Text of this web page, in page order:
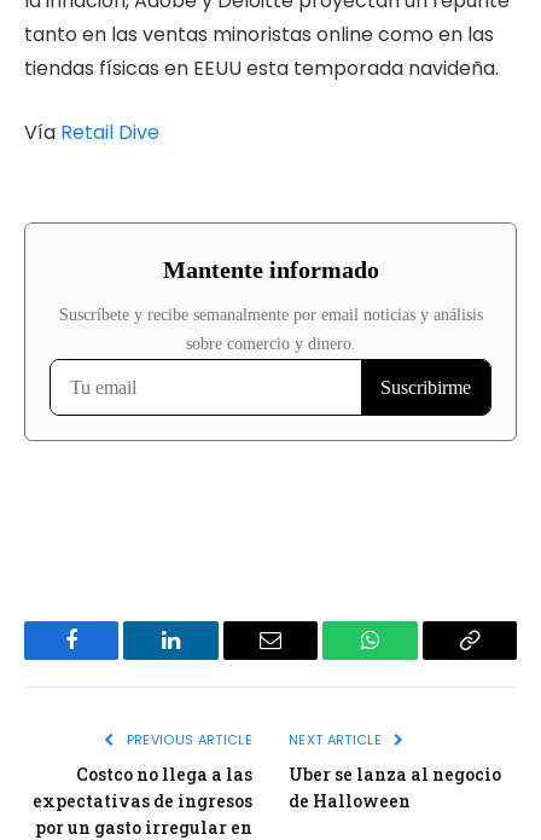
tanto en las ventas minoristas online como en las
tiendas físicas en EEUU esta temporada navideña.
Vía Retail Dive
Facebook LinkedIn Email WhatsApp Copy
PREVIOUS ARTICLE
Costco no llega a las
expectativas de ingresos
por un gasto irregular en
NEXT ARTICLE
Uber se lanza al negocio
de Halloween